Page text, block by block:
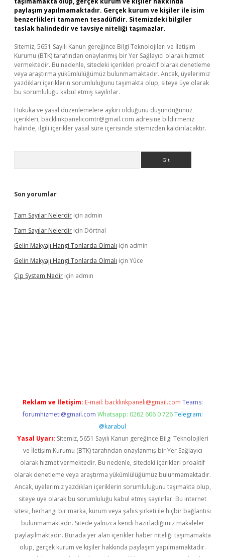
paylaşım yapılmamaktadır. Gerçek kurum ve kişiler ile isim
benzerlikleri tamamen tesadüfidir. Sitemizdeki bilgiler
taslak halindedir ve tavsiye niteliği taşımazlar.
Sitemiz, 5651 Sayılı Kanun gereğince Bilgi Teknolojileri ve İletişim
Kurumu (BTK) tarafından onaylanmış bir Yer Sağlayıcı olarak hizmet
vermektedir. Bu nedenle, sitedeki içerikleri proaktif olarak denetleme
veya araştırma yükümlülüğümüz bulunmamaktadır. Ancak, üyelerimiz
yazdıkları içeriklerin sorumluluğunu taşımakta olup, siteye üye olarak
bu sorumluluğu kabul etmiş sayılırlar.
Hukuka ve yasal düzenlemelere aykırı olduğunu düşündüğünüz
içerikleri, backlinkpanelicomtr@gmail.com adresine bildirmeniz
halinde, ilgili içerikler yasal süre içerisinde sitemizden kaldırılacaktır.
Son yorumlar
Tam Sayılar Nelerdir için admin
Tam Sayılar Nelerdir için Dörtnal
Gelin Makyajı Hangi Tonlarda Olmalı için admin
Gelin Makyajı Hangi Tonlarda Olmalı için Yüce
Çip System Nedir için admin
Reklam ve İletişim: E-mail: backlinkpaneli@gmail.com Teams:
forumhizmeti@gmail.com Whatsapp: 0262 606 0 726 Telegram:
@karabul
Yasal Uyarı: Sitemiz, 5651 Sayılı Kanun gereğince Bilgi Teknolojileri
ve İletişim Kurumu (BTK) tarafından onaylanmış bir Yer Sağlayıcı
olarak hizmet vermektedir. Bu nedenle, sitedeki içerikleri proaktif
olarak denetleme veya araştırma yükümlülüğümüz bulunmamaktadır.
Ancak, üyelerimiz yazdıkları içeriklerin sorumluluğunu taşımakta olup,
siteye üye olarak bu sorumluluğu kabul etmiş sayılırlar. Bu internet
sitesi, herhangi bir marka, kurum veya şahıs şirketi ile hiçbir bağlantısı
bulunmamaktadır. Sitede yalnızca kendi hazırladığımız makaleler
paylaşılmaktadır. Burada yer alan içerikler haber niteliği taşımamakta
olup, gerçek kurum ve kişiler hakkında paylaşım yapılmamaktadır.